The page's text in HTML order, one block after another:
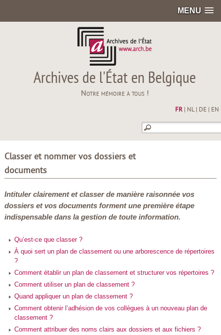
MENU
Archives de l'État en Belgique
Notre mémoire à tous !
FR| NL| DE EN
Classer et nommer vos dossiers et
documents
Intituler clairement et classer de manière raisonnée vos
dossiers et vos documents forment une première étape
indispensable dans la gestion de toute information.
Qu’est-ce que classer ?
À quoi sert un plan de classement ou une arborescence de répertoires
?
Comment établir un plan de classement et structurer vos répertoires ?
Comment utiliser un plan de classement ?
Quand appliquer un plan de classement ?
Comment obtenir l’adhésion de vos collègues à un nouveau plan de
classement ?
Comment attribuer des noms clairs aux dossiers et aux fichiers ?